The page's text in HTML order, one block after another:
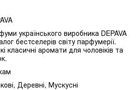
українського виробника DEPAVA
бестселерів світу парфумерії.
класичні аромати для чоловіків та
Деревні, Мускусні